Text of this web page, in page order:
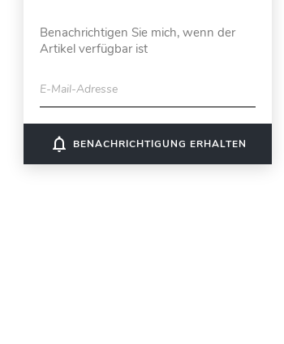
Benachrichtigen Sie mich, wenn der
Artikel verfügbar ist
E-Mail-Adresse
notifications_none BENACHRICHTIGUNG ERHALTEN